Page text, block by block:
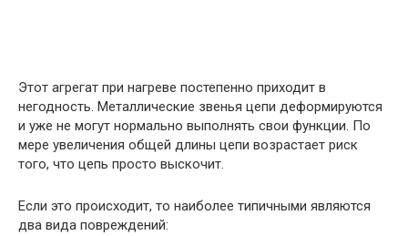
Этот агрегат при нагреве постепенно приходит в
негодность. Металлические звенья цепи деформируются
и уже не могут нормально выполнять свои функции. По
мере увеличения общей длины цепи возрастает риск
того, что цепь просто выскочит.
Если это происходит, то наиболее типичными являются
два вида повреждений: